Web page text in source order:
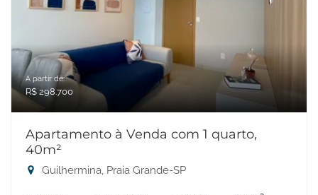
A partir de:
R$ 298.700
Apartamento à Venda com 1 quarto,
40m²
Guilhermina, Praia Grande-SP